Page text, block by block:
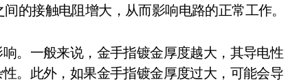
的接触电阻增大，从而影响电路的正常工作。
。一般来说，金手指镀金厚度越大，其导电性
。此外，如果金手指镀金厚度过大，可能会导